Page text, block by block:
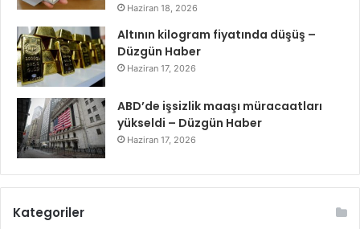
Haziran 18, 2026
Altının kilogram fiyatında düşüş –
Düzgün Haber
Haziran 17, 2026
ABD’de işsizlik maaşı müracaatları
yükseldi – Düzgün Haber
Haziran 17, 2026
Kategoriler